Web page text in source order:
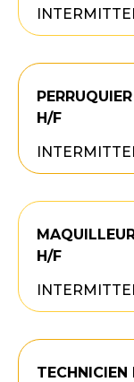
H/F
H/F